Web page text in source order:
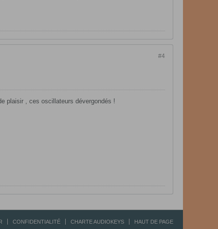
#4
plaisir , ces oscillateurs dévergondés !
CONFIDENTIALITÉ CHARTE AUDIOKEYS HAUT DE PAGE